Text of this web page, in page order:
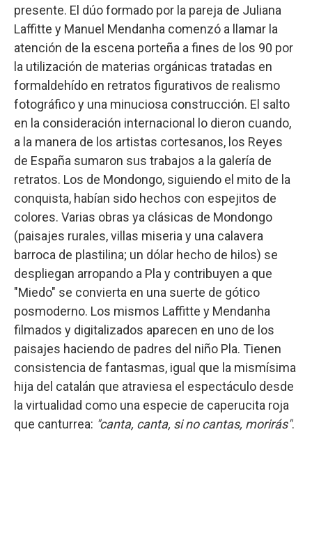
presente. El dúo formado por la pareja de Juliana
Laffitte y Manuel Mendanha comenzó a llamar la
atención de la escena porteña a fines de los 90 por
la utilización de materias orgánicas tratadas en
formaldehído en retratos figurativos de realismo
fotográfico y una minuciosa construcción. El salto
en la consideración internacional lo dieron cuando,
a la manera de los artistas cortesanos, los Reyes
de España sumaron sus trabajos a la galería de
retratos. Los de Mondongo, siguiendo el mito de la
conquista, habían sido hechos con espejitos de
colores. Varias obras ya clásicas de Mondongo
(paisajes rurales, villas miseria y una calavera
barroca de plastilina; un dólar hecho de hilos) se
despliegan arropando a Pla y contribuyen a que
"Miedo" se convierta en una suerte de gótico
posmoderno. Los mismos Laffitte y Mendanha
filmados y digitalizados aparecen en uno de los
paisajes haciendo de padres del niño Pla. Tienen
consistencia de fantasmas, igual que la mismísima
hija del catalán que atraviesa el espectáculo desde
la virtualidad como una especie de caperucita roja
que canturrea: "canta, canta, si no cantas, morirás".